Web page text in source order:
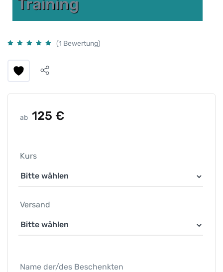
Training
(1 Bewertung)
ab 125 €
Kurs
Versand
Name der/des Beschenkten